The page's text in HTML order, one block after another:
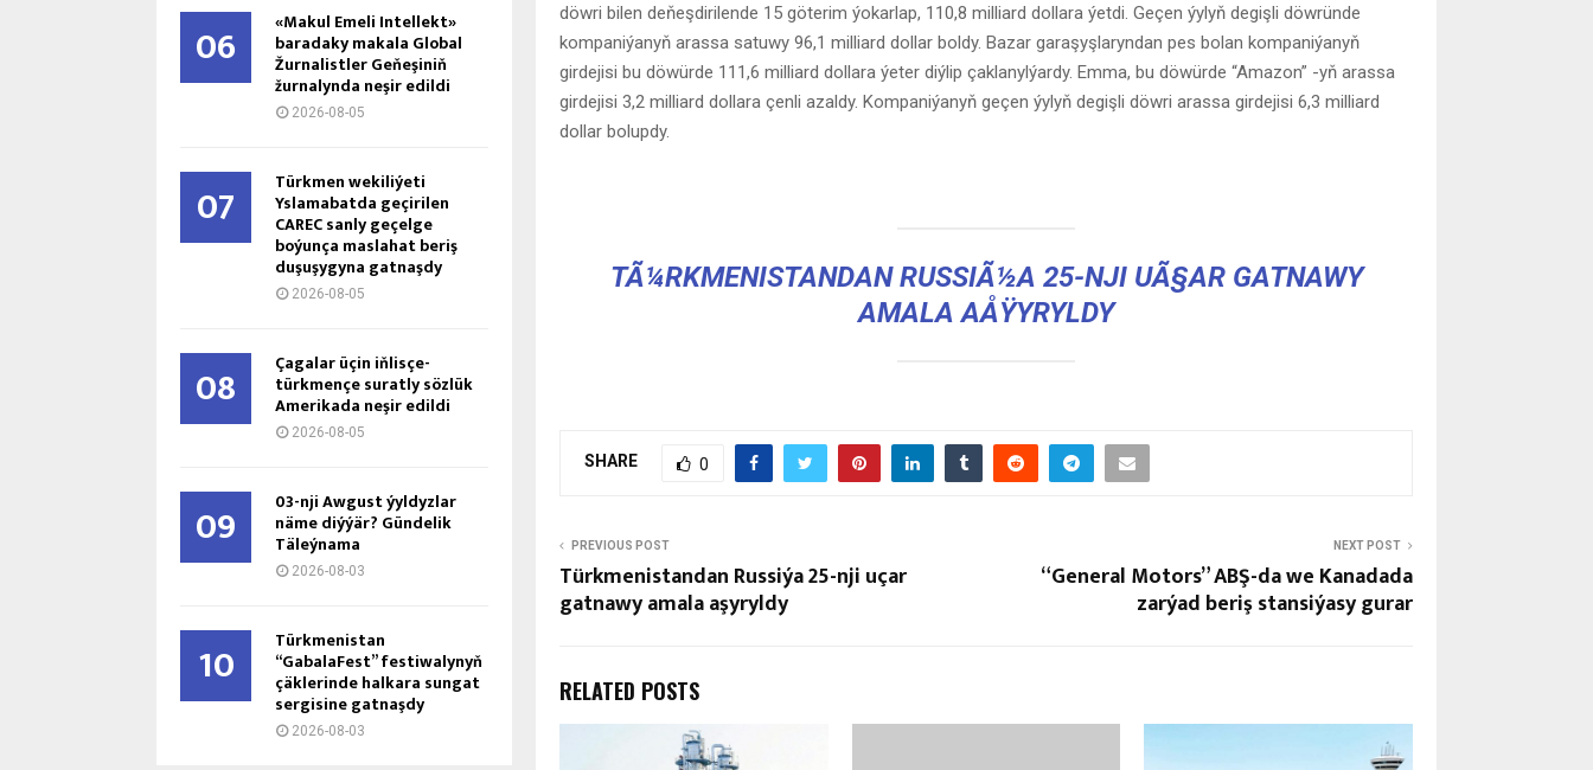
döwri bilen deňeşdirilende 15 göterim ýokarlap, 110,8 milliard dollara ýetdi. Geçen ýylyň degişli döwründe
kompaniýanyň arassa satuwy 96,1 milliard dollar boldy. Bazar garaşyşlaryndan pes bolan kompaniýanyň
girdejisi bu döwürde 111,6 milliard dollara ýeter diýlip çaklanylýardy. Emma, bu döwürde “Amazon” -yň arassa
girdejisi 3,2 milliard dollara çenli azaldy. Kompaniýanyň geçen ýylyň degişli döwri arassa girdejisi 6,3 milliard
dollar bolupdy.
TÃ¼RKMENISTANDAN RUSSIÃ½A 25-NJI UÃ§AR GATNAWY
AMALA AÅŸYRYLDY
SHARE 0
PREVIOUS POST
Türkmenistandan Russiýa 25-nji uçar
gatnawy amala aşyryldy
NEXT POST
“General Motors” ABŞ-da we Kanadada
zarýad beriş stansiýasy gurar
RELATED POSTS
06 «Makul Emeli Intellekt»
baradaky makala Global
Žurnalistler Geňeşiniň
žurnalynda neşir edildi
2026-08-05
07 Türkmen wekiliýeti
Yslamabatda geçirilen
CAREC sanly geçelge
boýunça maslahat beriş
duşuşygyna gatnaşdy
2026-08-05
08 Çagalar üçin iňlisçe-
türkmençe suratly sözlük
Amerikada neşir edildi
2026-08-05
09 03-nji Awgust ýyldyzlar
näme diýýär? Gündelik
Täleýnama
2026-08-03
10 Türkmenistan
“GabalaFest” festiwalynyň
çäklerinde halkara sungat
sergisine gatnaşdy
2026-08-03